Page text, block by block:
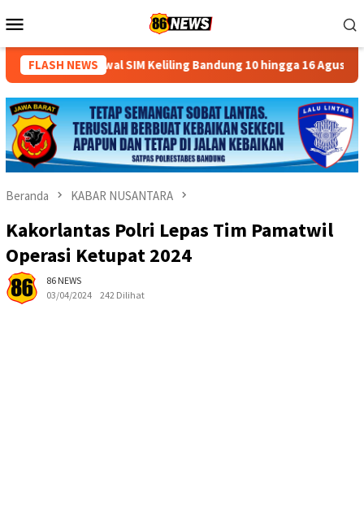
ke
Mobile
FLASH NEWS
SIM Keliling Bandung 10 hingga 16 Agustus 2026, Cek Lokasi,
Beranda KABAR NUSANTARA
Kakorlantas Polri Lepas Tim Pamatwil
Operasi Ketupat 2024
86 NEWS
03/04/2024
242 Dilihat